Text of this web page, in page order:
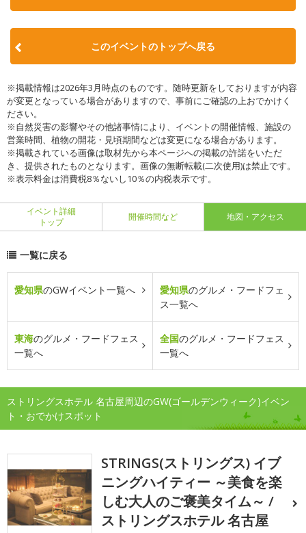
このイベントのトップへ戻る
※掲載情報は2026年3月時点のものです。随時更新をしておりますが内容
が変更となっている場合がありますので、事前にご確認の上おでかけく
ださい。
※自然災害の影響やその他諸事情により、イベントの開催情報、施設の
営業時間、植物の開花・見頃期間などは変更になる場合があります。
※掲載されている画像は取材先から本ページへの掲載の許諾をいただ
き、提供されたものとなります。画像の無断転載(二次使用)は禁止です。
※表示料金は消費税8％ないし10％の内税表示です。
イベント詳細
トップ
開催時間など 地図・アクセス
一覧に戻る
愛知県のGWイベント一覧へ 愛知県のグルメ・フードフェ
ス一覧へ
東海のグルメ・フードフェス
一覧へ
全国のグルメ・フードフェス
一覧へ
ストリングスホテル 名古屋周辺のGW(ゴールデンウィーク)イベン
ト・おでかけスポット
STRINGS(ストリングス) イブ
ニングハイティー ～美食を楽
しむ大人のご褒美タイム～ /
ストリングスホテル 名古屋